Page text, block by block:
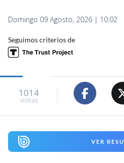
Domingo 09 Agosto, 2026 | 10:02
Seguimos criterios de
1014
visitas
VER